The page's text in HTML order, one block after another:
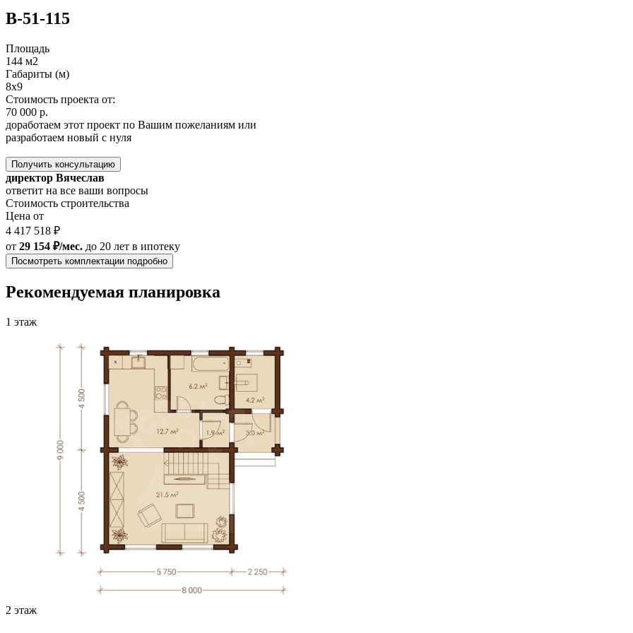
B-51-115
Площадь
144 м2
Габариты (м)
8х9
Стоимость проекта от:
70 000 р.
доработаем этот проект по Вашим пожеланиям или
разработаем новый с нуля
Получить консультацию
директор Вячеслав
ответит на все ваши вопросы
Стоимость строительства
Цена от
4 417 518 ₽
от 29 154 ₽/мес. до 20 лет в ипотеку
Посмотреть комплектации подробно
Рекомендуемая планировка
1 этаж
2 этаж